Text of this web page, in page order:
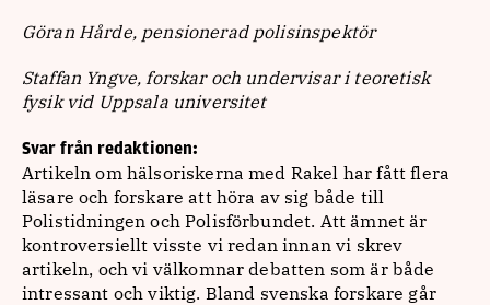
Göran Hårde, pensionerad polisinspektör
Staffan Yngve, forskar och undervisar i teoretisk
fysik vid Uppsala universitet
Svar från redaktionen:
Artikeln om hälsoriskerna med Rakel har fått flera
läsare och forskare att höra av sig både till
Polistidningen och Polisförbundet. Att ämnet är
kontroversiellt visste vi redan innan vi skrev
artikeln, och vi välkomnar debatten som är både
intressant och viktig. Bland svenska forskare går